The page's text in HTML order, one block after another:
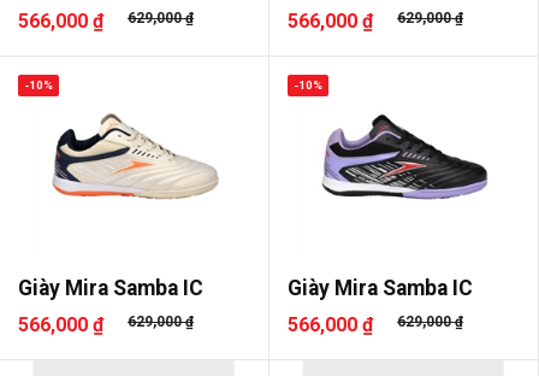
566,000 ₫ 629,000 ₫ 566,000 ₫ 629,000 ₫
Giày Mira Samba IC
566,000 ₫ 629,000 ₫
-10%
Giày Mira Samba IC
566,000 ₫ 629,000 ₫
-10%